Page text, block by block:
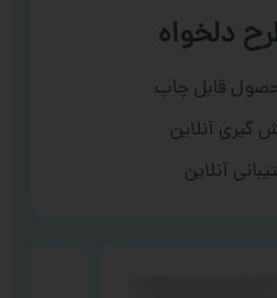
دلخواه
گیری آنلاین
آنلاین